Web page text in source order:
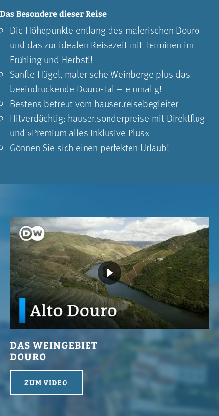
Das Besondere dieser Reise
Die Höhepunkte entlang des malerischen Douro –
und das zur idealen Reisezeit mit Terminen im
Frühling und Herbst!!
Sanfte Hügel, malerische Weinberge plus das
beeindruckende Douro-Tal – einmalig!
Bestens betreut vom hauser.reisebegleiter
Hitverdächtig: hauser.sonderpreise mit Direktflug
und »Premium alles inklusive Plus«
Gönnen Sie sich einen perfekten Urlaub!
DAS WEINGEBIET
DOURO
ZUM VIDEO